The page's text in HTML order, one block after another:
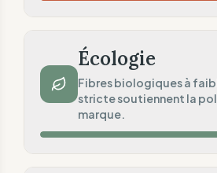
Violations régulières (Europe)
Traçabilité
Surveillance régionale standard
Écologie
Fibres biologiques à
stricte soutiennent la
marque.